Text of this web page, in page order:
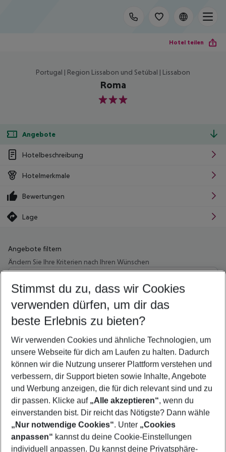
Hotel teilen
Portugal | Region Lissabon und Setúbal | Lissabon
Roma
3
Angebote
Hotelbeschreibung
Hotelmerkmale
Bewertungen
Lage
Angebote filtern
Ändern Sie Ihre Kriterien nach Ihren Wünschen
Beliebiger Abflughafen
Wähle deinen Reisezeitraum
5-8 Nächte
2 Erwachsene Keine Kinder
Mehr Filter anzeigen
Footer
Footer navigation
Stimmst du zu, dass wir Cookies
verwenden dürfen, um dir das
beste Erlebnis zu bieten?
Wir verwenden Cookies und ähnliche Technologien, um
unsere Webseite für dich am Laufen zu halten. Dadurch
können wir die Nutzung unserer Plattform verstehen und
verbessern, dir Support bieten sowie Inhalte, Angebote
und Werbung anzeigen, die für dich relevant sind und zu
dir passen. Klicke auf „Alle akzeptieren“, wenn du
einverstanden bist. Dir reicht das Nötigste? Dann wähle
„Nur notwendige Cookies“. Unter „Cookies
anpassen“ kannst du deine Cookie-Einstellungen
individuell anpassen. Du kannst deine Privatsphäre-